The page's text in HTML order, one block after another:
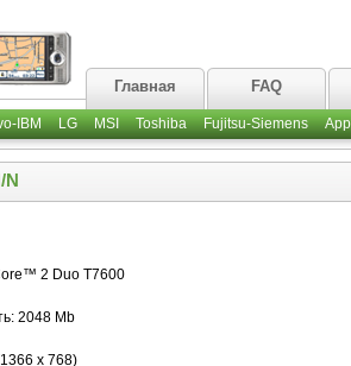
Главная FAQ
IBM LG MSI Toshiba Fujitsu-Siemens
N
2 Duo T7600
2048 Mb
x 768)